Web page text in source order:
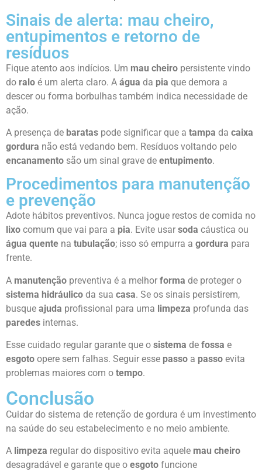
Sinais de alerta: mau cheiro,
entupimentos e retorno de
resíduos
Fique atento aos indícios. Um mau cheiro persistente vindo
do ralo é um alerta claro. A água da pia que demora a
descer ou forma borbulhas também indica necessidade de
ação.
A presença de baratas pode significar que a tampa da caixa
gordura não está vedando bem. Resíduos voltando pelo
encanamento são um sinal grave de entupimento.
Procedimentos para manutenção
e prevenção
Adote hábitos preventivos. Nunca jogue restos de comida no
lixo comum que vai para a pia. Evite usar soda cáustica ou
água quente na tubulação; isso só empurra a gordura para
frente.
A manutenção preventiva é a melhor forma de proteger o
sistema hidráulico da sua casa. Se os sinais persistirem,
busque ajuda profissional para uma limpeza profunda das
paredes internas.
Esse cuidado regular garante que o sistema de fossa e
esgoto opere sem falhas. Seguir esse passo a passo evita
problemas maiores com o tempo.
Conclusão
Cuidar do sistema de retenção de gordura é um investimento
na saúde do seu estabelecimento e no meio ambiente.
A limpeza regular do dispositivo evita aquele mau cheiro
desagradável e garante que o esgoto funcione